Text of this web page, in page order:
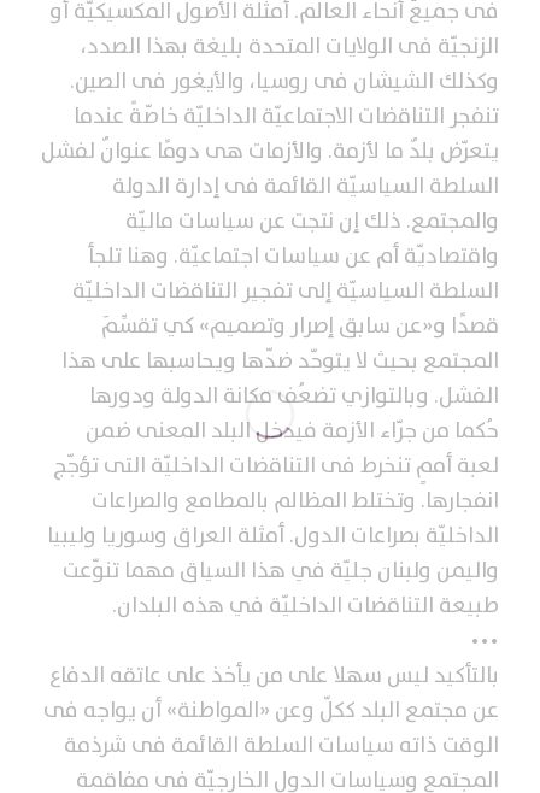
فى جميعّ أنحاء العالم. أمثلة الأصول المكسيكيّة أو
الزنجيّة فى الولايات المتحدة بليغة بهذا الصدد،
وكذلك الشيشان فى روسيا، والأيغور فى الصين.
تنفجر التناقضات الاجتماعيّة الداخليّة خاصّةً عندما
يتعرّض بلدٌ ما لأزمة. والأزمات هى دومًا عنوانٌ لفشل
السلطة السياسيّة القائمة فى إدارة الدولة
والمجتمع. ذلك إن نتجت عن سياسات ماليّة
واقتصاديّة أم عن سياسات اجتماعيّة. وهنا تلجأ
السلطة السياسيّة إلى تفجير التناقضات الداخليّة
قصدًا و«عن سابق إصرار وتصميم» كي تقسِّمَ
المجتمع بحيث لا يتوحّد ضدّها ويحاسبها على هذا
الفشل. وبالتوازي تضعُف مكانة الدولة ودورها
حُكما من جرّاء الأزمة فيدخل البلد المعنى ضمن
لعبة أممٍ تنخرط فى التناقضات الداخليّة التى تؤجّج
انفجارها. وتختلط المظالم بالمطامع والصراعات
الداخليّة بصراعات الدول. أمثلة العراق وسوريا وليبيا
واليمن ولبنان جليّة في هذا السياق مهما تنوّعت
طبيعة التناقضات الداخليّة في هذه البلدان.
•••
بالتأكيد ليس سهلا على من يأخذ على عاتقه الدفاع
عن مجتمع البلد ككلّ وعن «المواطنة» أن يواجه فى
الوقت ذاته سياسات السلطة القائمة فى شرذمة
المجتمع وسياسات الدول الخارجيّة فى مفاقمة